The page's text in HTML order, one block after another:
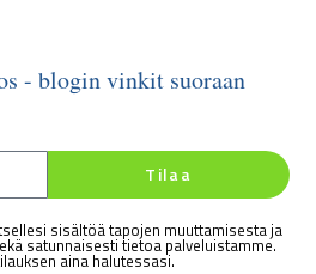
- blogin vinkit suoraan
Tilaa
sisältöä tapojen muuttamisesta ja
satunnaisesti tietoa palveluistamme.
aina halutessasi.